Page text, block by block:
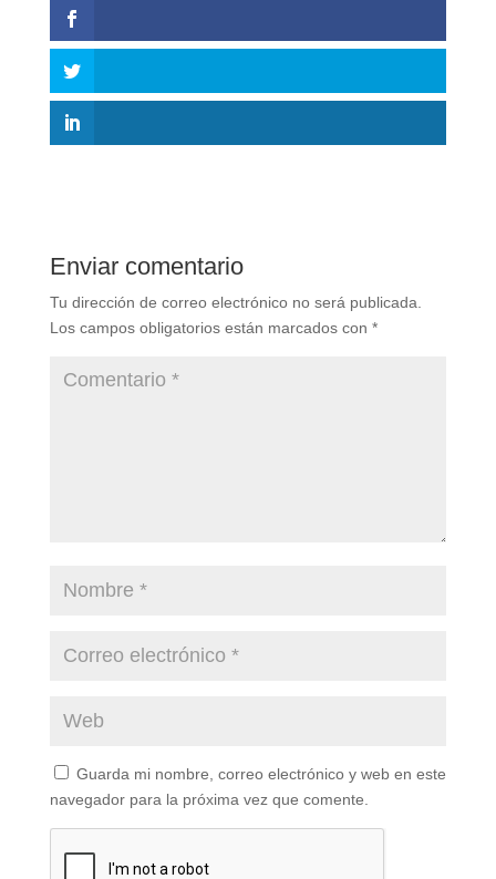
Enviar comentario
Tu dirección de correo electrónico no será publicada.
Los campos obligatorios están marcados con *
Guarda mi nombre, correo electrónico y web en este
navegador para la próxima vez que comente.